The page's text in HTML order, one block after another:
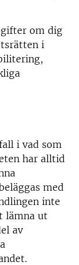
om dig
i
i vad som
har alltid
med
inte
lämna ut
av